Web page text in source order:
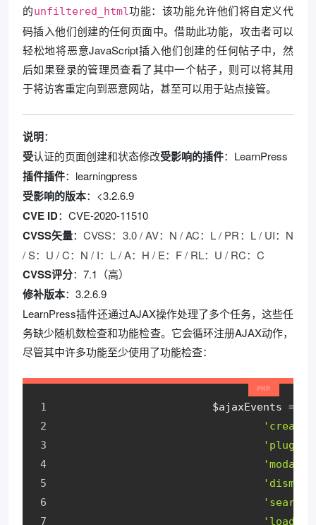
的unfiltered_html功能：该功能允许他们将自定义代
码插入他们创建的任何页面中。借助此功能，攻击者可以
轻松地将恶意JavaScript插入他们创建的任何帖子中，然
后如果登录的管理员查看了其中一个帖子，则可以将其用
于将访客重定向到恶意网站，甚至可以用于站点接管。
说明：
受认证的页面创建和状态修改受影响的插件：LearnPress
插件插件：learningpress
受影响的版本：<3.2.6.9
CVE ID：CVE-2020-11510
CVSS矢量：CVSS：3.0 / AV：N / AC：L / PR：L / UI：N
/ S：U / C：N / I：L / A：H / E：F / RL：U / RC：C
CVSS评分：7.1（高）
修补版本：3.2.6.9
LearnPress插件还通过AJAX操作处理了多个任务，这些任
务缺少随机数检查和功能检查。它会循环注册AJAX动作，
尽管其中许多功能至少使用了功能检查：
			$ajaxEvents =